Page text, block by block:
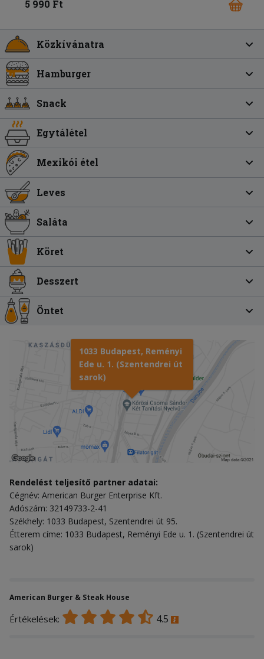
5 990 Ft
Közkívánatra
Hamburger
Snack
Egytálétel
Mexikói étel
Leves
Saláta
Köret
Desszert
Öntet
1033 Budapest, Reményi
Ede u. 1. (Szentendrei út
sarok)
Rendelést teljesítő partner adatai:
Cégnév: American Burger Enterprise Kft.
Adószám: 32149733-2-41
Székhely: 1033 Budapest, Szentendrei út 95.
Étterem címe: 1033 Budapest, Reményi Ede u. 1. (Szentendrei út
sarok)
American Burger & Steak House
Értékelések: 4.5